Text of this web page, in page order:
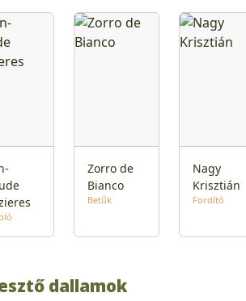
Zorro de
Bianco
Betűk
Nagy
Krisztián
Fordító
dallamok